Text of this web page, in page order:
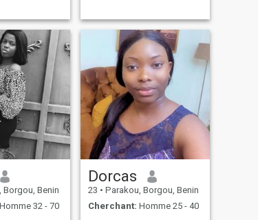
Borgou, Benin
Homme 32 - 70
Dorcas
23 • Parakou, Borgou, Benin
Cherchant: Homme 25 - 40